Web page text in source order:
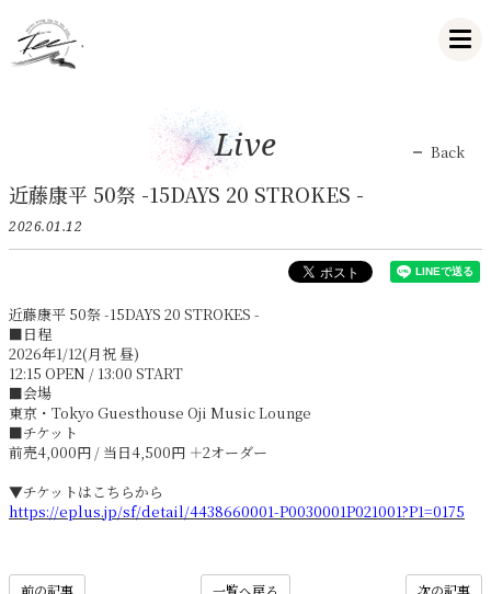
Live Back
近藤康平 50祭 -15DAYS 20 STROKES -
2026.01.12
近藤康平 50祭 -15DAYS 20 STROKES -
■日程
2026年1/12(月祝 昼)
12:15 OPEN / 13:00 START
■会場
東京・Tokyo Guesthouse Oji Music Lounge
■チケット
前売4,000円 / 当日4,500円 ＋2オーダー
▼チケットはこちらから
https://eplus.jp/sf/detail/4438660001-P0030001P021001?P1=0175
次の記事
一覧へ戻る
前の記事